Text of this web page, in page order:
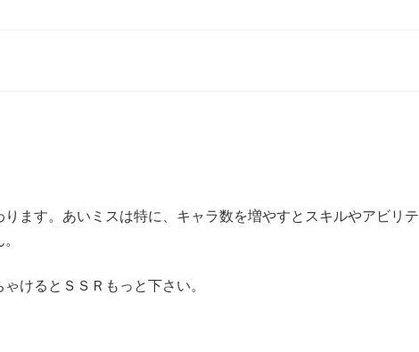
ます。あいミスは特に、キャラ数を増やすとスキルやアビリテ
けるとＳＳＲもっと下さい。